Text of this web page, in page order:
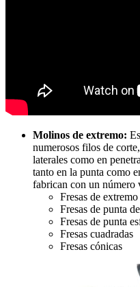
Molinos de extremo:
numerosos filos de
laterales como en
tanto en la punta como
fabrican con un número
Fresas de
Fresas de punta
Fresas de punta
Fresas cuadradas
Fresas cónicas